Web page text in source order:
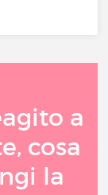
a
cosa
la